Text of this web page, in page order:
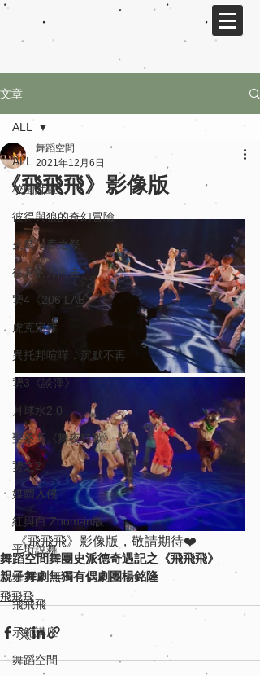
文章
ALL
校園計畫
彼得與狼的奇幻冒險
火鳥．春之祭
往月的方向去
勥4《206 LAB》
虎克定律
異托邦喧嘩．沉默不再
勥3《談彈》
月球水2.0
聖桑斯《舞夜狂歡》
勥之2
媒體入侵
紅與白 Zoom-in版
平珩說舞
舞力
飛飛飛
示範講座
舞蹈空間
ALL
《飛飛飛》影像版
舞蹈空間
2021年12月6日
《飛飛飛》影像版，敬請期待❤️
舞蹈空間舞團 史派德奇遇記之《飛飛飛》
親子舞劇無獨有偶劇團楊銘隆
飛飛飛